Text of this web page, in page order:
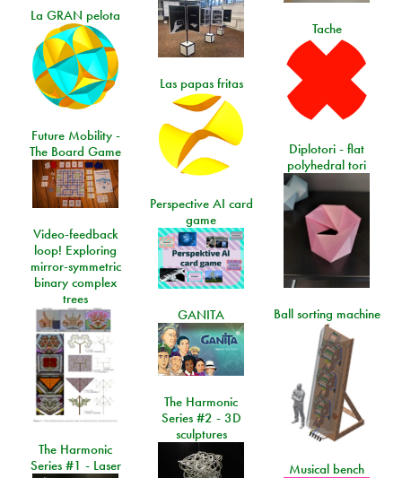
La GRAN pelota
Tache
Las papas fritas
Future Mobility -
The Board Game
Diplotori - flat
polyhedral tori
Perspective AI card
game
Video-feedback
loop! Exploring
mirror-symmetric
binary complex
trees
Ball sorting machine
GANITA
The Harmonic
Series #2 - 3D
sculptures
The Harmonic
Series #1 - Laser
Musical bench